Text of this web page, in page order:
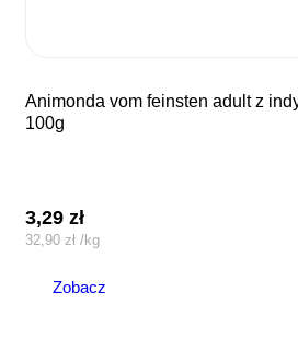
animonda vom feinsten adult z indykiem i królikiem
100g
3,29zł
32,90 zł /kg
Zobacz